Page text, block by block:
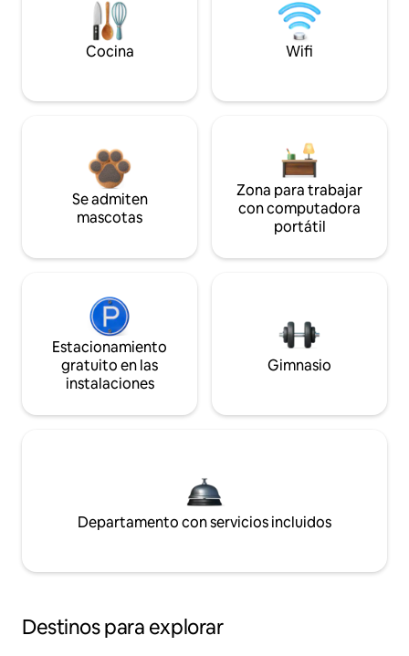
Cocina Wifi
Se admiten
mascotas
Zona para trabajar
con computadora
portátil
Estacionamiento
gratuito en las
instalaciones
Gimnasio
Departamento con servicios incluidos
Destinos para explorar